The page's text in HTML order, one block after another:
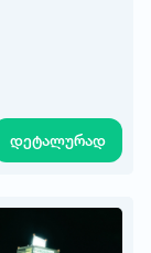
დეტალურად